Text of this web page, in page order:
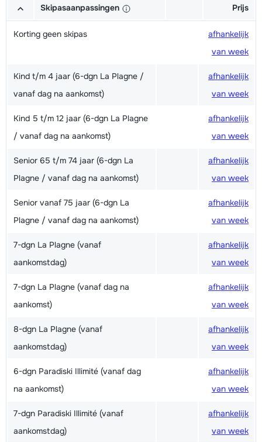
Skipasaanpassingen Prijs
Korting geen skipas
afhankelijk
van week
Kind t/m 4 jaar (6-dgn La Plagne /
vanaf dag na aankomst)
afhankelijk
van week
Kind 5 t/m 12 jaar (6-dgn La Plagne
/ vanaf dag na aankomst)
afhankelijk
van week
Senior 65 t/m 74 jaar (6-dgn La
Plagne / vanaf dag na aankomst)
afhankelijk
van week
Senior vanaf 75 jaar (6-dgn La
Plagne / vanaf dag na aankomst)
afhankelijk
van week
7-dgn La Plagne (vanaf
aankomstdag)
afhankelijk
van week
7-dgn La Plagne (vanaf dag na
aankomst)
afhankelijk
van week
8-dgn La Plagne (vanaf
aankomstdag)
afhankelijk
van week
6-dgn Paradiski Illimité (vanaf dag
na aankomst)
afhankelijk
van week
7-dgn Paradiski Illimité (vanaf
aankomstdag)
afhankelijk
van week